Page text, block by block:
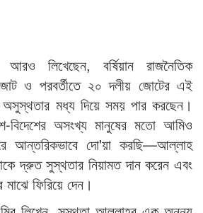
লিখেছেন, বর্ষিয়ান রাজনৈতিক
ও পরবর্তীতে ২০ দলীয় জোটের এই
অসুস্থতার মধ্য দিয়ে সময় পার করছেন।
বিদেশের অসংখ্য মানুষের মতো আমিও
আন্তরিকভাবে দো'য়া করছি—আল্লাহ
দ্রুত সুস্থতার নিয়ামত দান করেন এবং
ফিরিয়ে দেন।